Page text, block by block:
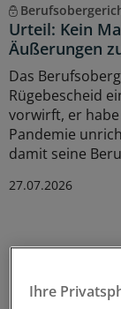
Urteil: Kein
Äußerungen
Das
Rügebescheid
vorwirft, er
Pandemie
damit seine
27.07.2026
Ihre